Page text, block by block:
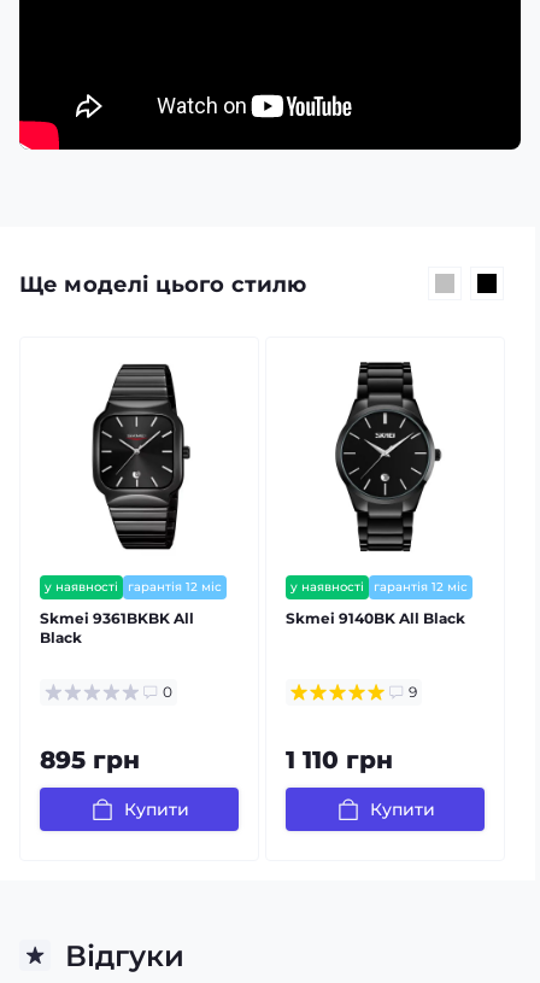
Ще моделі цього стилю
у наявності
гарантія 12 міс
залишилось мало
Skmei 9361BKBK All
Black
0
895 грн
Купити
у наявності гарантія 12 міс
Skmei 9140BK All Black
9
1 110 грн
Купити
Відгуки